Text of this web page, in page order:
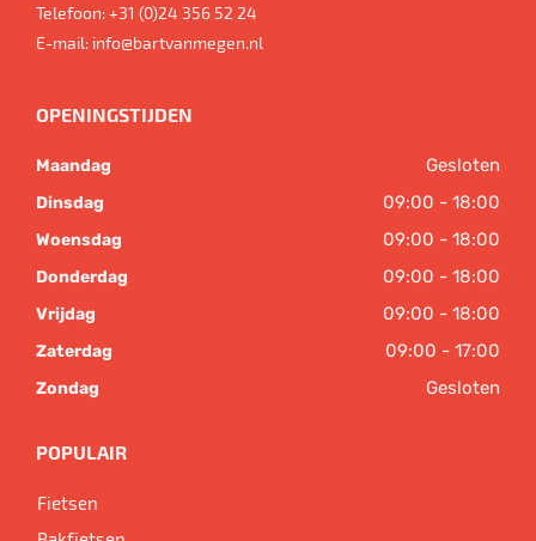
Telefoon:+31 (0)24 356 52 24
E-mail: info@bartvanmegen.nl
OPENINGSTIJDEN
Maandag Gesloten
Dinsdag 09:00 - 18:00
Woensdag 09:00 - 18:00
Donderdag 09:00 - 18:00
Vrijdag 09:00 - 18:00
Zaterdag 09:00 - 17:00
Zondag Gesloten
POPULAIR
Fietsen